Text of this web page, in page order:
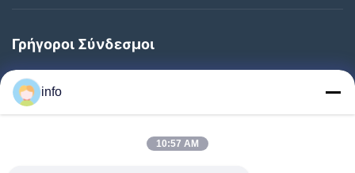
Γρήγοροι Σύνδεσμοι
Αρχική
Προϊόντα
info
10:57 AM